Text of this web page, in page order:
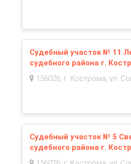
Судебный участок № 11
судебного района г.
156026, г. Кострома, ул.
Судебный участок № 5
судебного района г.